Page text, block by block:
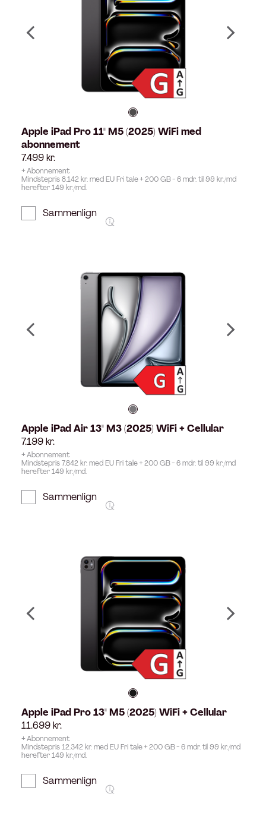
Apple iPad Pro 11" M5 (2025) WiFi med
abonnement
7.499kr.
+ Abonnement
Mindstepris 8.142 kr. med EU Fri tale + 200 GB - 6 mdr. til 99 kr./md
herefter 149 kr./md.
Sammenlign
Apple iPad Air 13" M3 (2025) WiFi + Cellular
7.199kr.
+ Abonnement
Mindstepris 7.842 kr. med EU Fri tale + 200 GB - 6 mdr. til 99 kr./md
herefter 149 kr./md.
Sammenlign
Apple iPad Pro 13" M5 (2025) WiFi + Cellular
11.699kr.
+ Abonnement
Mindstepris 12.342 kr. med EU Fri tale + 200 GB - 6 mdr. til 99 kr./md
herefter 149 kr./md.
Sammenlign